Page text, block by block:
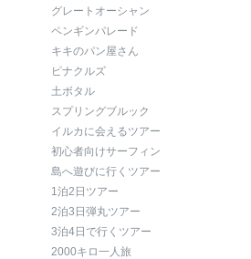
グレートオーシャン
ペンギンパレード
キキのパン屋さん
ピナクルズ
土ボタル
スプリングブルック
イルカに会えるツアー
初心者向けサーフィン
島へ遊びに行くツアー
1泊2日ツアー
2泊3日弾丸ツアー
3泊4日で行くツアー
2000キロ一人旅